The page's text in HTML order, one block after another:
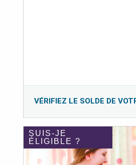
VÉRIFIEZ LE SOLDE DE
SUIS-JE
ÉLIGIBLE ?